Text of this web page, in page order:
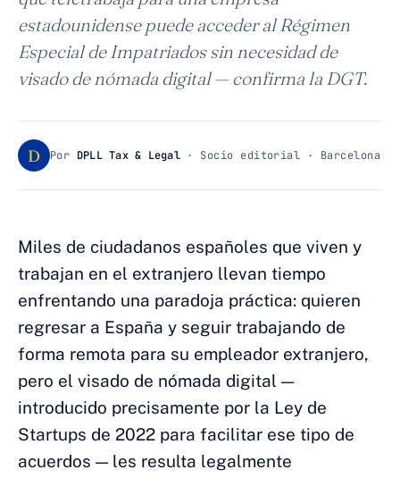
estadounidense puede acceder al Régimen
Especial de Impatriados sin necesidad de
visado de nómada digital — confirma la DGT.
D Por DPLL Tax & Legal· Socio editorial · Barcelona
Miles de ciudadanos españoles que viven y
trabajan en el extranjero llevan tiempo
enfrentando una paradoja práctica: quieren
regresar a España y seguir trabajando de
forma remota para su empleador extranjero,
pero el visado de nómada digital —
introducido precisamente por la Ley de
Startups de 2022 para facilitar ese tipo de
acuerdos — les resulta legalmente